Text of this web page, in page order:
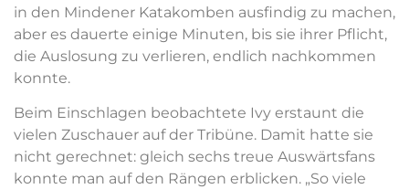
in den Mindener Katakomben ausfindig zu machen,
aber es dauerte einige Minuten, bis sie ihrer Pflicht,
die Auslosung zu verlieren, endlich nachkommen
konnte.
Beim Einschlagen beobachtete Ivy erstaunt die
vielen Zuschauer auf der Tribüne. Damit hatte sie
nicht gerechnet: gleich sechs treue Auswärtsfans
konnte man auf den Rängen erblicken. „So viele